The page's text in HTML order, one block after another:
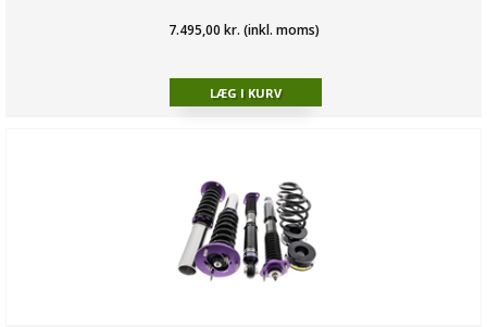
7.495,00 kr. (inkl. moms)